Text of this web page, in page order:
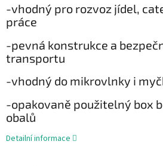
-vhodný pro rozvoz jídel,
práce
-pevná konstrukce a
transportu
-vhodný do mikrovlnky i
-opakovaně použitelný box
obalů
Detailní informace